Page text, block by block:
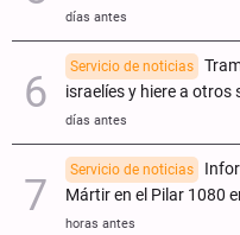
días antes
Servicio de noticias
israelíes y hiere a otros
días antes
Servicio de noticias
Mártir en el Pilar 1080
horas antes